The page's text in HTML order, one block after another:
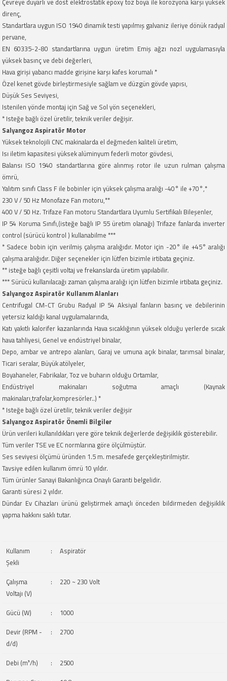
Çevreye duyarlı ve dost elektrostatik epoxy toz boya ile korozyona karşı yüksek
direnç,
Standartlara uygun ISO 1940 dinamik testi yapılmış galvaniz ileriye dönük radyal
pervane,
EN 60335-2-80 standartlarına uygun üretim Emiş ağzı nozl uygulamasıyla
yüksek basınç ve debi değerleri,
Hava girişi yabancı madde girişine karşı kafes korumalı *
Özel kenet gövde birleştirmesiyle sağlam ve düzgün gövde yapısı,
Düşük Ses Seviyesi,
Istenilen yönde montaj için Sağ ve Sol yön seçenekleri,
* Isteğe bağlı özel üretilir, teknik veriler değişir.
Salyangoz Aspiratör Motor
Yüksek teknolojili CNC makinalarda el değmeden kaliteli üretim,
Isı iletim kapasitesi yüksek alüminyum federli motor gövdesi,
Balansı ISO 1940 standartlarına göre alınmış rotor ile uzun rulman çalışma
ömrü,
Yalıtım sınıfı Class F ile bobinler için yüksek çalışma aralığı -40° ile +70°,*
230 V / 50 Hz Monofaze Fan motoru,**
400 V / 50 Hz. Trifaze Fan motoru Standartlara Uyumlu Sertifikalı Bileşenler,
IP 54 Koruma Sınıfı,(isteğe bağlı IP 55 üretim olanağı) Trifaze fanlarda inverter
control (sürücü kontrol ) kullanabilme ***
* Sadece bobin için verilmiş çalışma aralığıdır. Motor için -20° ile +45° aralığı
çalışma aralığıdır. Diğer seçenekler için lütfen bizimle irtibata geçiniz.
** isteğe bağlı çeşitli voltaj ve frekanslarda üretim yapılabilir.
*** Sürücü kullanılacağı zaman çalışma aralığı için lütfen bizimle irtibata geçiniz.
Salyangoz Aspiratör Kullanım Alanları
Centrifugal CM-CT Grubu Radyal IP 54 Aksiyal fanların basınç ve debilerinin
yetersiz kaldığı kanal uygulamalarında,
Katı yakıtlı kalorifer kazanlarında Hava sıcaklığının yüksek olduğu yerlerde sıcak
hava tahliyesi, Genel ve endüstriyel binalar,
Depo, ambar ve antrepo alanları, Garaj ve umuna açık binalar, tarımsal binalar,
Ticari seralar, Büyük atölyeler,
Boyahaneler, Fabrikalar, Toz ve buharın olduğu Ortamlar,
Endüstriyel makinaları soğutma amaçlı (Kaynak
makinaları,trafolar,kompresörler..) *
* Isteğe bağlı özel üretilir, teknik veriler değişir
Salyangoz Aspiratör Önemli Bilgiler
Ürün verileri kullanıldıkları yere göre teknik değerlerde değişiklik gösterebilir.
Tüm veriler TSE ve EC normlarına göre ölçülmüştür.
Ses seviyesi ölçümü üründen 1.5 m. mesafede gerçekleştirilmiştir.
Tavsiye edilen kullanım ömrü 10 yıldır.
Tüm ürünler Sanayi Bakanlığınca Onaylı Garanti belgelidir.
Garanti süresi 2 yıldır.
Dündar Ev Cihazları ürünü geliştirmek amaçlı önceden bildirmeden değişiklik
yapma hakkını saklı tutar.
Kullanım
Şekli
: Aspiratör
Çalışma
Voltajı (V)
: 220 ~ 230 Volt
Gücü (W) :
1000
Devir (RPM -
d/d)
: 2700
Debi (m³/h) :
2500